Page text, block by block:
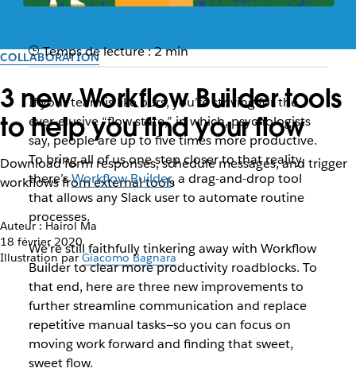
COLLABORATION
3 new Workflow Builder tools
to help you find your flow
Download form responses, schedule messages, and trigger
workflows from external tools
Auteur : Hairol Ma
18 février 2020
Illustration parGiacomo Bagnara
Temps de lecture : 2 min
If your team is like ours, you’re striving for the
ever-elusive “flow state,” in which, psychologists
say, people are up to five times more productive.
To bring all of us one step closer to that reality,
there’sWorkflow Builder, a drag-and-drop tool
that allows any Slack user to automate routine
processes.
We’re still faithfully tinkering away with Workflow
Builder to clear more productivity roadblocks. To
that end, here are three new improvements to
further streamline communication and replace
repetitive manual tasks—so you can focus on
moving work forward and finding that sweet,
sweet flow.